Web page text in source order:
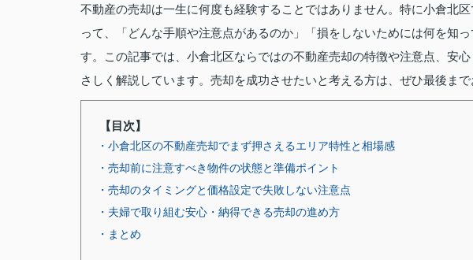
不動産の売却は一生に何度も経験することではありません。特に小倉北
って、「どんな手順や注意点があるのか」「損をしないためには何を知
す。この記事では、小倉北区ならではの不動産売却の特徴や注意点、安
さしく解説しています。売却を成功させたいと考える方は、ぜひ最後まで
【目次】
・小倉北区の不動産売却でまず押さえるエリア特性と相場感
・売却前に注意すべき物件の状態と準備ポイント
・売却のタイミングと価格設定で失敗しない注意点
・夫婦で取り組む安心・納得できる売却の進め方
・まとめ